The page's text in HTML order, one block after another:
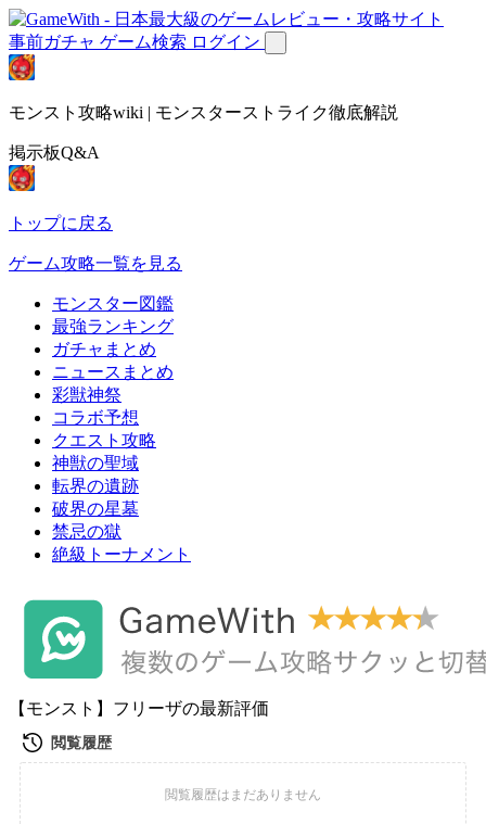
事前ガチャ ゲーム検索 ログイン
モンスト攻略wiki | モンスターストライク徹底解説
掲示板Q&A
トップに戻る
ゲーム攻略一覧を見る
モンスター図鑑
最強ランキング
ガチャまとめ
ニュースまとめ
彩獣神祭
コラボ予想
クエスト攻略
神獣の聖域
転界の遺跡
破界の星墓
禁忌の獄
絶級トーナメント
【モンスト】フリーザの最新評価